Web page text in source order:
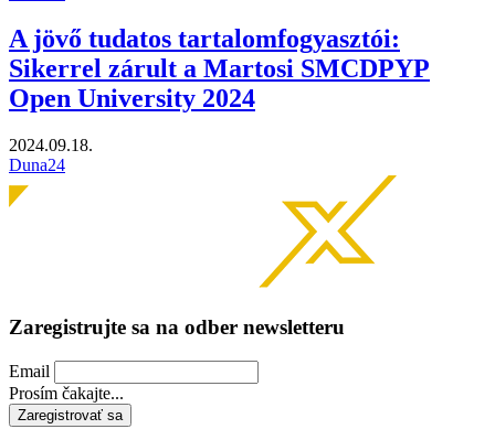
A jövő tudatos tartalomfogyasztói:
Sikerrel zárult a Martosi SMCDPYP
Open University 2024
2024.09.18.
Duna24
Zaregistrujte sa na odber newsletteru
Email
Prosím čakajte...